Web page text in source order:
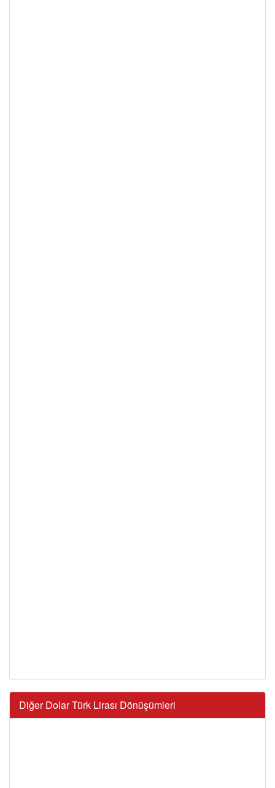
Diğer Dolar Türk Lirası Dönüşümleri